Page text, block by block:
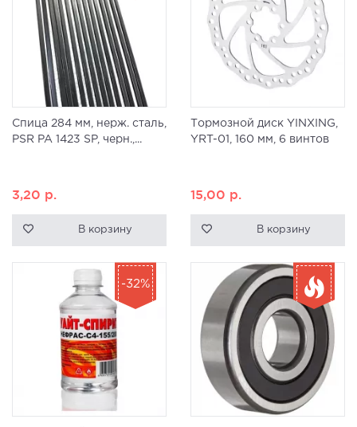
Спица 284 мм, нерж. сталь,
PSR PA 1423 SP, черн.,...
3,20 р.
В корзину
Тормозной диск YINXING,
YRT-01, 160 мм, 6 винтов
15,00 р.
В корзину
-32%